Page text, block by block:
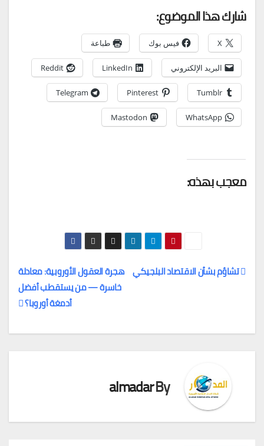
شارك هذا الموضوع:
X فيس بوك طباعة
البريد الإلكتروني LinkedIn
Reddit
Tumblr
Pinterest
Telegram
WhatsApp
Mastodon
معجب بهذه:
هجرة العقول الأوروبية: معادلة
خاسرة — من يستقطب أفضل
أدمغة أوروبا؟
تشاؤم بشأن الاقتصاد البلجيكي
By
almadar